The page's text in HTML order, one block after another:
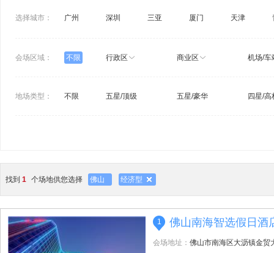
选择城市： 广州 深圳 三亚 厦门 天津
会场区域： 不限 行政区 商业区 机场/车
地场类型： 不限 五星/顶级 五星/豪华 四星/高
找到 1 个场地供您选择 佛山 经济型
1 佛山南海智选假日酒
会场地址： 佛山市南海区大沥镇金贸